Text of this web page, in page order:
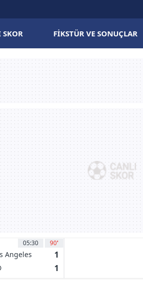
SKOR FIKSTÜR VE SONUÇLAR
05:30 90'
Angeles
1
1